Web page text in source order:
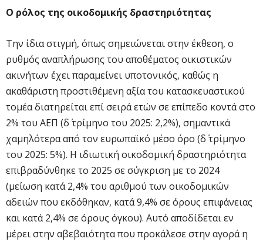
Ο ρόλος της οικοδομικής δραστηριότητας
Την ίδια στιγμή, όπως σημειώνεται στην έκθεση, ο
ρυθμός αναπλήρωσης του αποθέματος οικιστικών
ακινήτων έχει παραμείνει υποτονικός, καθώς η
ακαθάριστη προστιθέμενη αξία του κατασκευαστικού
τομέα διατηρείται επί σειρά ετών σε επίπεδο κοντά στο
2% του ΑΕΠ (δ΄ τρίμηνο του 2025: 2,2%), σημαντικά
χαμηλότερα από τον ευρωπαϊκό μέσο όρο (δ΄ τρίμηνο
του 2025: 5%). Η ιδιωτική οικοδομική δραστηριότητα
επιβραδύνθηκε το 2025 σε σύγκριση με το 2024
(μείωση κατά 2,4% του αριθμού των οικοδομικών
αδειών που εκδόθηκαν, κατά 9,4% σε όρους επιφάνειας
και κατά 2,4% σε όρους όγκου). Αυτό αποδίδεται εν
μέρει στην αβεβαιότητα που προκάλεσε στην αγορά η